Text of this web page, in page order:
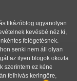
fikázóblog ugyanolyan
kevésbé néz ki,
felégetésnek.
senki nem áll olyan
az ilyen blogok okozta
szerintem ez kéne
felhívás keringőre,